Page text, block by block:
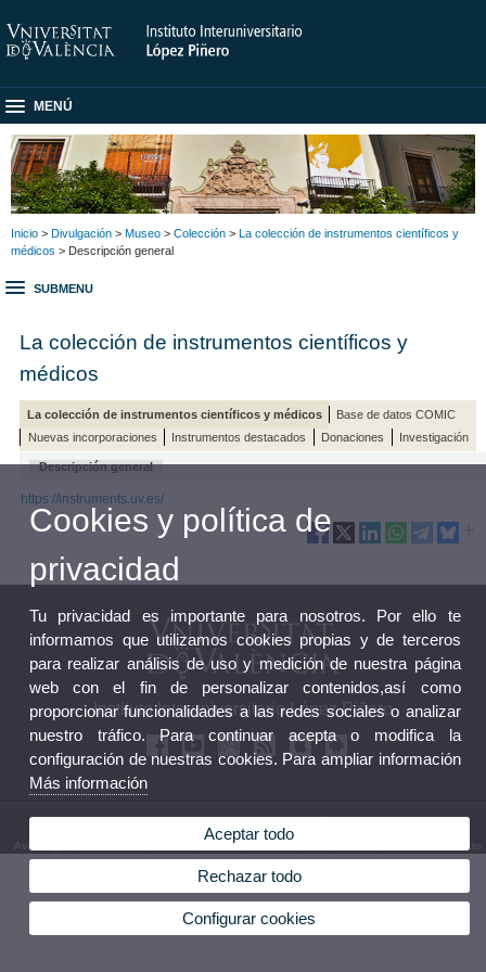
MENÚ
Inicio > Divulgación > Museo > Colección > La colección de instrumentos científicos y
médicos > Descripción general
SUBMENU
La colección de instrumentos científicos y
médicos
La colección de instrumentos científicos y médicos
Base de datos COMIC
Nuevas incorporaciones
Instrumentos destacados Donaciones Investigación
Descripción general
https://instruments.uv.es/
Instituto Interuniversitario López Piñero
© 2026 UV. - Pl. Cisneros, 4. 46003 Valencia. Teléfono: 96 3926229
Aviso legal Política privacidad Buzón de Contacto
Cookies y política de
privacidad
Tu privacidad es importante para nosotros. Por ello te
informamos que utilizamos cookies propias y de terceros
para realizar análisis de uso y medición de nuestra página
web con el fin de personalizar contenidos,así como
proporcionar funcionalidades a las redes sociales o analizar
nuestro tráfico. Para continuar acepta o modifica la
configuración de nuestras cookies. Para ampliar información
Más información
Aceptar todo
Rechazar todo
Configurar cookies